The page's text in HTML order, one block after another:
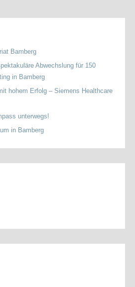
Bamberg
Abwechslung für 150
in Bamberg
hohem Erfolg – Siemens Healthcare
unterwegs!
in Bamberg